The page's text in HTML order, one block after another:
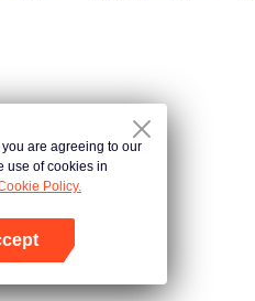
回家 第1季
are agreeing to our
use of cookies in
Policy.